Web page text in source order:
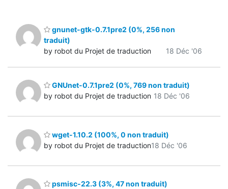
gnunet-gtk-0.7.1pre2 (0%, 256 non
traduit)
by robot du Projet de traduction
18 Déc '06
GNUnet-0.7.1pre2 (0%, 769 non traduit)
by robot du Projet de traduction 18 Déc '06
wget-1.10.2 (100%, 0 non traduit)
by robot du Projet de traduction18 Déc '06
psmisc-22.3 (3%, 47 non traduit)